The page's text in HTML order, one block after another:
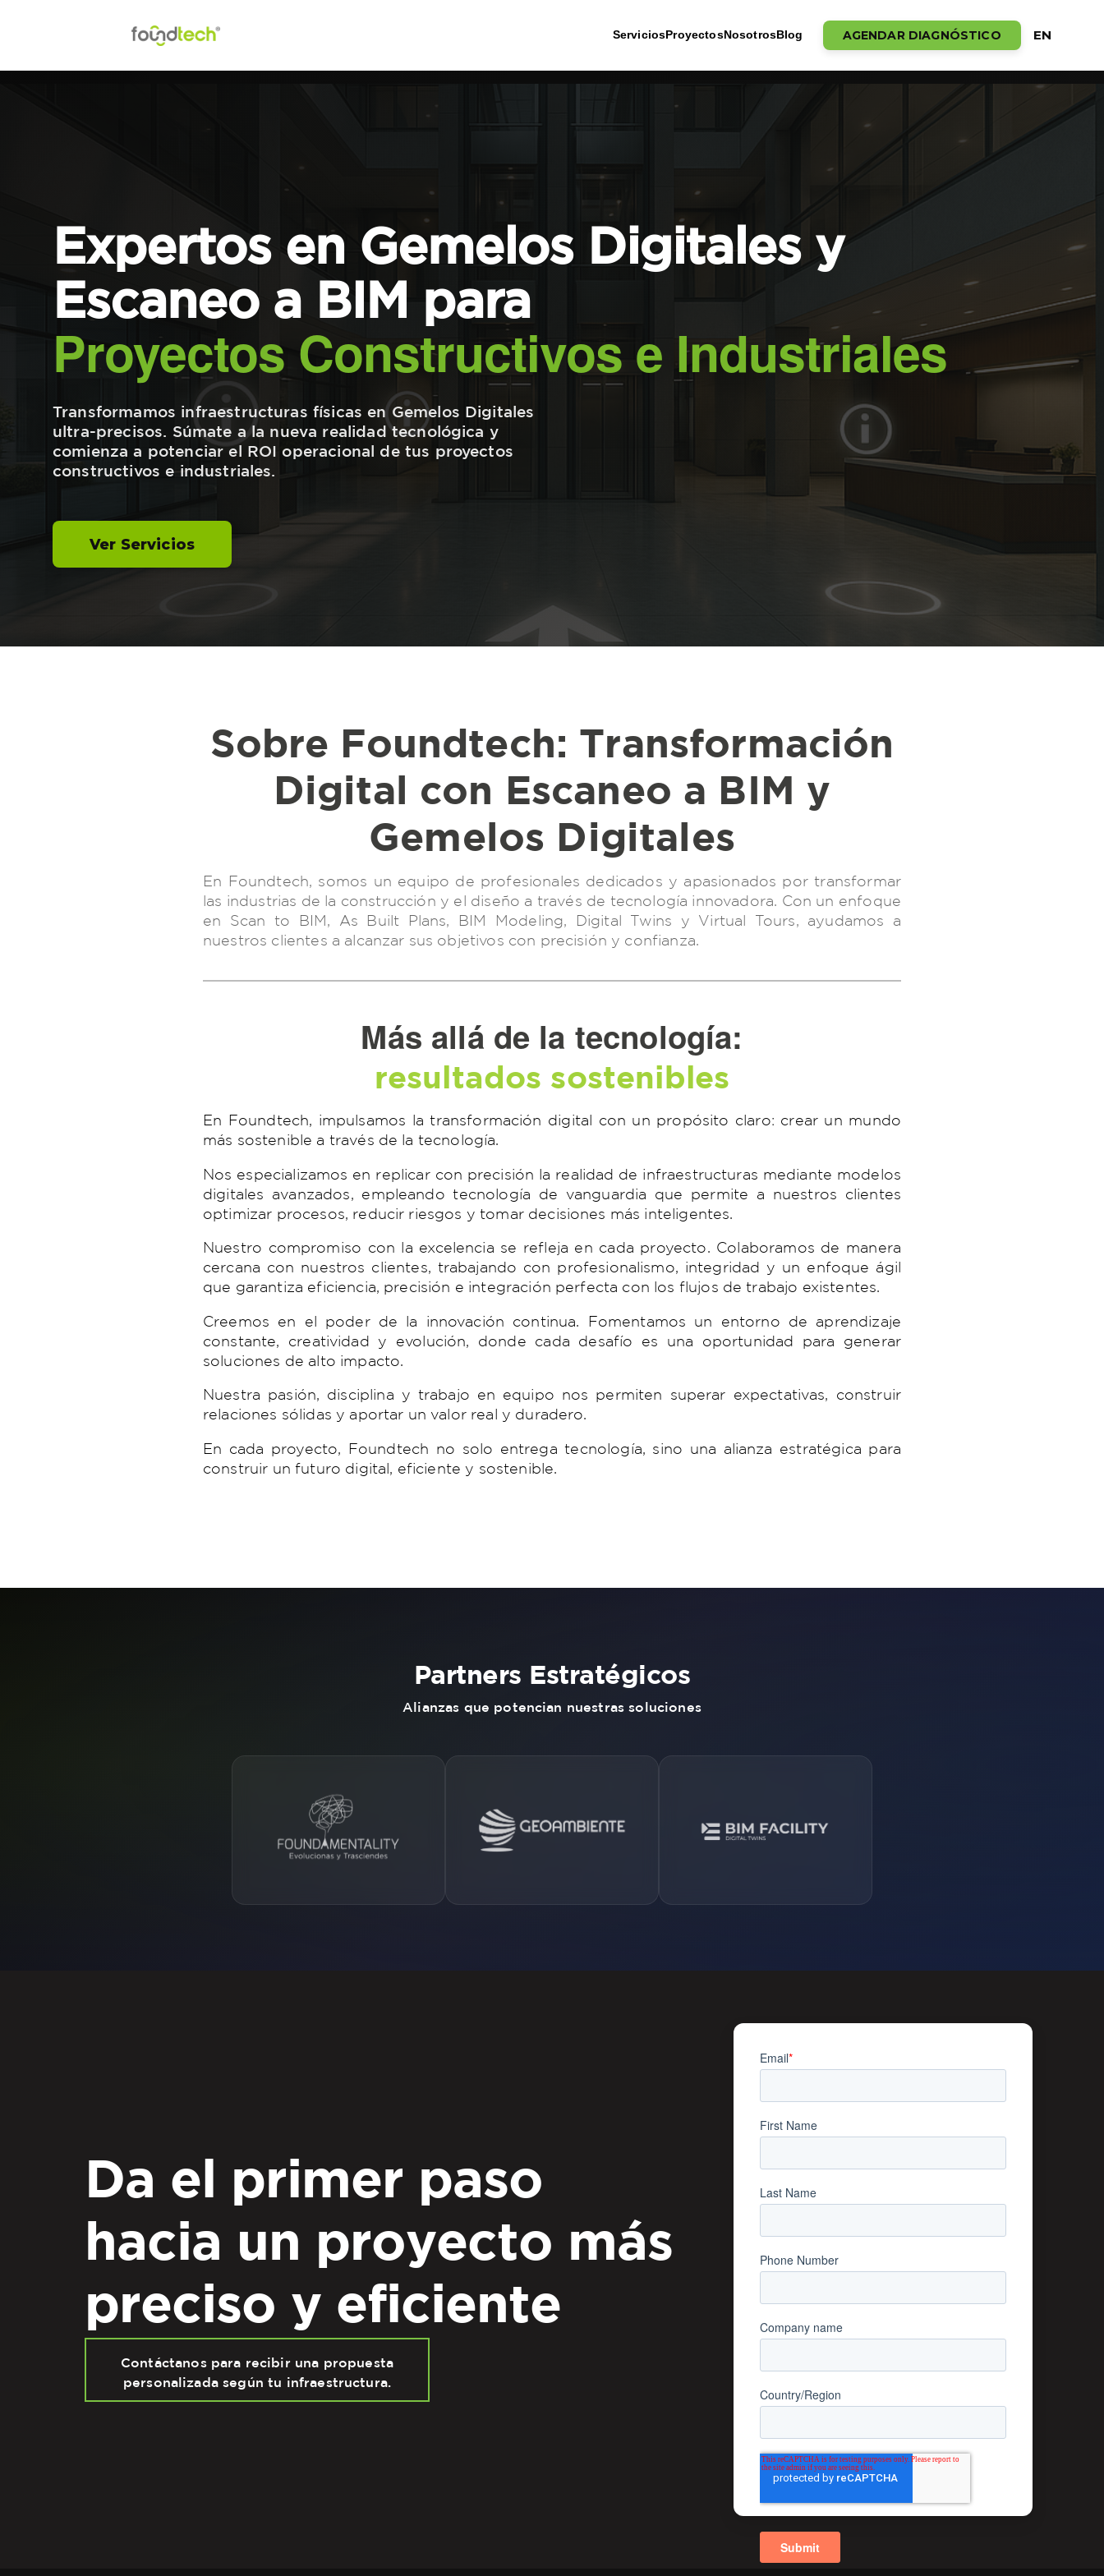
Servicios ProyectosNosotrosBlog AGENDAR DIAGNÓSTICO EN
Expertos en Gemelos Digitales y
Escaneo a BIM para
Proyectos Constructivos e Industriales
Transformamos infraestructuras físicas en Gemelos Digitales
ultra-precisos. Súmate a la nueva realidad tecnológica y
comienza a potenciar el ROI operacional de tus proyectos
constructivos e industriales.
Ver Servicios
Sobre Foundtech: Transformación
Digital con Escaneo a BIM y
Gemelos Digitales
En Foundtech, somos un equipo de profesionales dedicados y apasionados por transformar
las industrias de la construcción y el diseño a través de tecnología innovadora. Con un enfoque
en Scan to BIM, As Built Plans, BIM Modeling, Digital Twins y Virtual Tours, ayudamos a
nuestros clientes a alcanzar sus objetivos con precisión y confianza.
Más allá de la tecnología:
resultados sostenibles
En Foundtech, impulsamos la transformación digital con un propósito claro: crear un mundo
más sostenible a través de la tecnología.
Nos especializamos en replicar con precisión la realidad de infraestructuras mediante modelos
digitales avanzados, empleando tecnología de vanguardia que permite a nuestros clientes
optimizar procesos, reducir riesgos y tomar decisiones más inteligentes.
Nuestro compromiso con la excelencia se refleja en cada proyecto. Colaboramos de manera
cercana con nuestros clientes, trabajando con profesionalismo, integridad y un enfoque ágil
que garantiza eficiencia, precisión e integración perfecta con los flujos de trabajo existentes.
Creemos en el poder de la innovación continua. Fomentamos un entorno de aprendizaje
constante, creatividad y evolución, donde cada desafío es una oportunidad para generar
soluciones de alto impacto.
Nuestra pasión, disciplina y trabajo en equipo nos permiten superar expectativas, construir
relaciones sólidas y aportar un valor real y duradero.
En cada proyecto, Foundtech no solo entrega tecnología, sino una alianza estratégica para
construir un futuro digital, eficiente y sostenible.
Partners Estratégicos
Alianzas que potencian nuestras soluciones
Da el primer paso
hacia un proyecto más
preciso y eficiente
Contáctanos para recibir una propuesta
personalizada según tu infraestructura.